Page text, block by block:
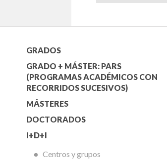
Menú
Oferta
Académica
GRADOS
GRADO + MÁSTER: PARS
(PROGRAMAS ACADÉMICOS CON
RECORRIDOS SUCESIVOS)
MÁSTERES
DOCTORADOS
I+D+I
Centros y grupos